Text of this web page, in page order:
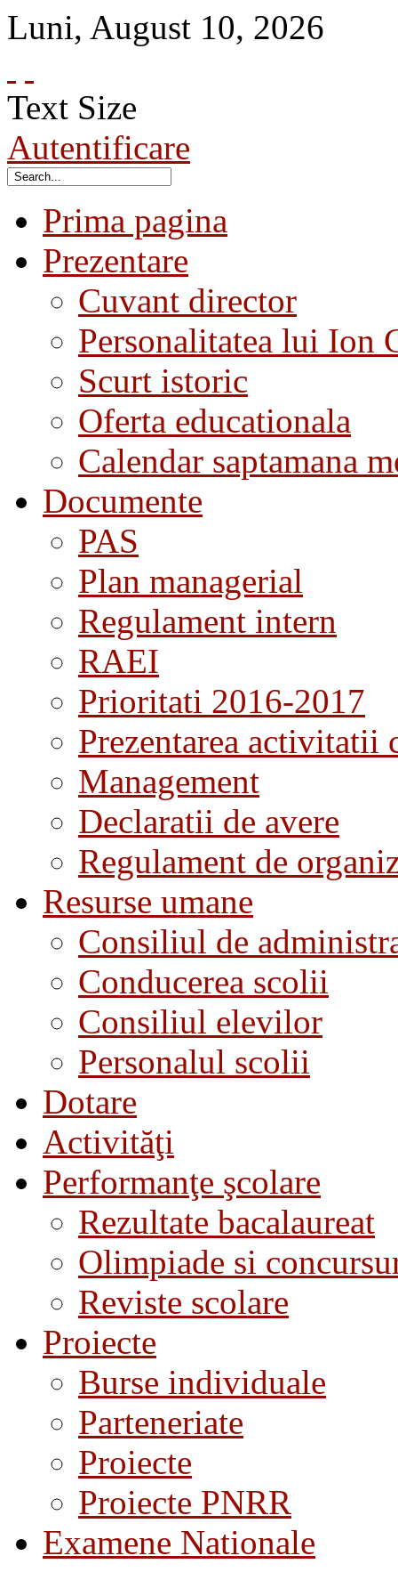
Luni, August 10, 2026
Text Size
Autentificare
Prima pagina
Prezentare
Cuvant director
Personalitatea lui Ion
Scurt istoric
Oferta educationala
Calendar saptamana
Documente
PAS
Plan managerial
Regulament intern
RAEI
Prioritati 2016-2017
Prezentarea activitatii
Management
Declaratii de avere
Regulament de
Resurse umane
Consiliul de
Conducerea scolii
Consiliul elevilor
Personalul scolii
Dotare
Activităţi
Performanţe şcolare
Rezultate bacalaureat
Olimpiade si
Reviste scolare
Proiecte
Burse individuale
Parteneriate
Proiecte
Proiecte PNRR
Examene Nationale